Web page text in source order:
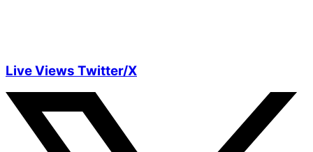
Live Views Twitter/X